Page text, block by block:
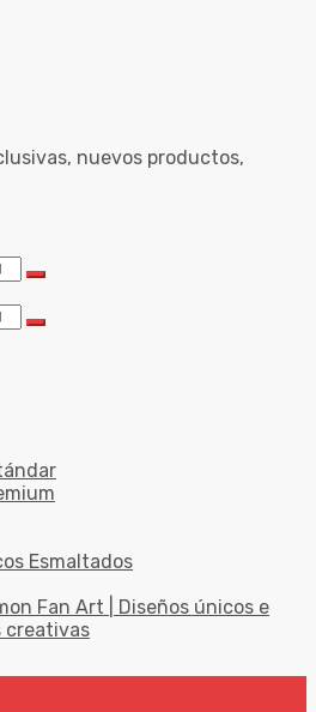
nuevos productos,
Esmaltados
Fan Art | Diseños únicos e
creativas